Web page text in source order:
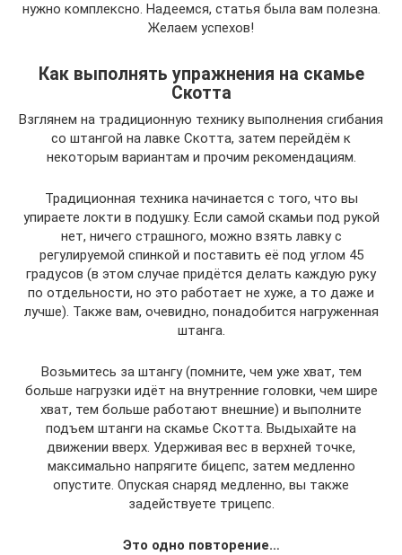
нужно комплексно. Надеемся, статья была вам полезна.
Желаем успехов!
Как выполнять упражнения на скамье
Скотта
Взглянем на традиционную технику выполнения сгибания
со штангой на лавке Скотта, затем перейдём к
некоторым вариантам и прочим рекомендациям.
Традиционная техника начинается с того, что вы
упираете локти в подушку. Если самой скамьи под рукой
нет, ничего страшного, можно взять лавку с
регулируемой спинкой и поставить её под углом 45
градусов (в этом случае придётся делать каждую руку
по отдельности, но это работает не хуже, а то даже и
лучше). Также вам, очевидно, понадобится нагруженная
штанга.
Возьмитесь за штангу (помните, чем уже хват, тем
больше нагрузки идёт на внутренние головки, чем шире
хват, тем больше работают внешние) и выполните
подъем штанги на скамье Скотта. Выдыхайте на
движении вверх. Удерживая вес в верхней точке,
максимально напрягите бицепс, затем медленно
опустите. Опуская снаряд медленно, вы также
задействуете трицепс.
Это одно повторение…